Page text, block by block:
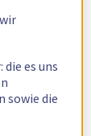
es uns
sowie die